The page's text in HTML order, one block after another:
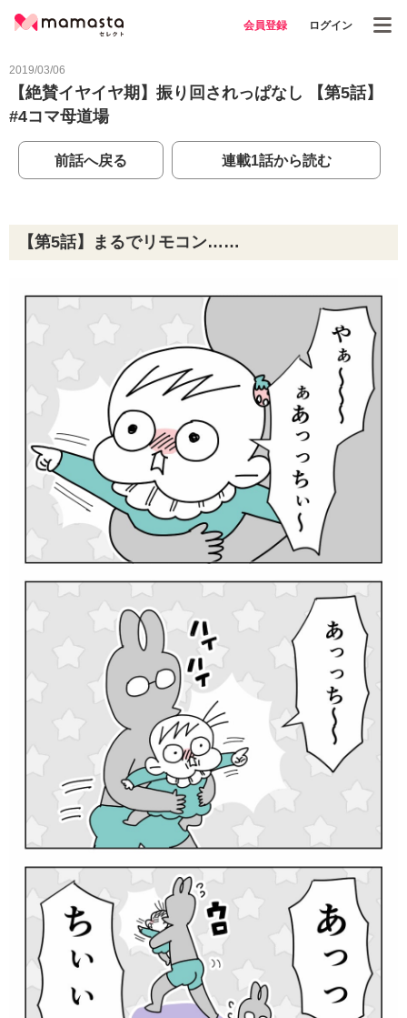
会員登録 ログイン
2019/03/06
【絶賛イヤイヤ期】振り回されっぱなし 【第5話】
#4コマ母道場
前話へ戻る 連載1話から読む
【第5話】まるでリモコン……